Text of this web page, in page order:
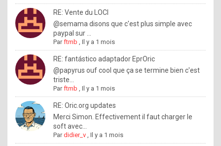
a
n
t
o
n
o
w
h
RE: Vente du LOCI
@semama disons que c'est plus simple avec
paypal sur ...
Parftmb ,Il y a 1 mois
RE: fantástico adaptador EprOric
@papyrus ouf cool que ça se termine bien c'est
triste...
Parftmb ,Il y a 1 mois
RE: Oric.org updates
Merci Simon. Effectivement il faut charger le
soft avec...
Pardidier_v ,Il y a 1 mois